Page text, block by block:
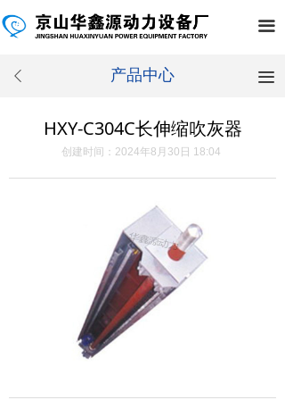
끀
HXY-C304C长伸缩吹灰器
创建时间： 2024年8月30日 18:04
ꄴ 产品中心 끀